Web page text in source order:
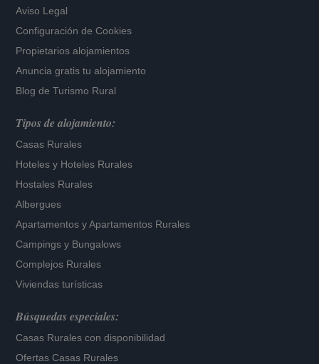
Aviso Legal
Configuración de Cookies
Propietarios alojamientos
Anuncia gratis tu alojamiento
Blog de Turismo Rural
Tipos de alojamiento:
Casas Rurales
Hoteles y Hoteles Rurales
Hostales Rurales
Albergues
Apartamentos yApartamentos Rurales
Campings y Bungalows
Complejos Rurales
Viviendas turísticas
Búsquedas especiales:
Casas Rurales con disponibilidad
Ofertas Casas Rurales